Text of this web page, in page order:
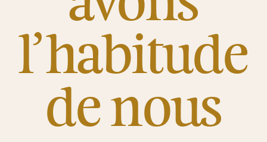
l’habitude
de nous